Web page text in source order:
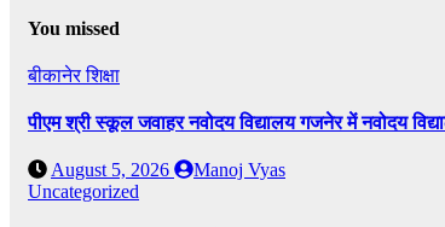
You missed
बीकानेरशिक्षा
पीएम श्री स्कूल जवाहर नवोदय विद्यालय गजनेर में नवोदय
August 5, 2026
Manoj Vyas
Uncategorized